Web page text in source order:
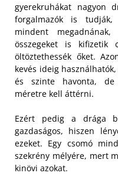
gyerekruhákat nagyon
forgalmazók is
mindent
összegeket is kifizetik
öltöztethessék őket.
kevés ideig
és szinte havonta, de
méretre kell áttérni.
Ezért pedig a drága
gazdaságos, hiszen
ezeket. Egy csomó
szekrény mélyére, mert
kinövi azokat.